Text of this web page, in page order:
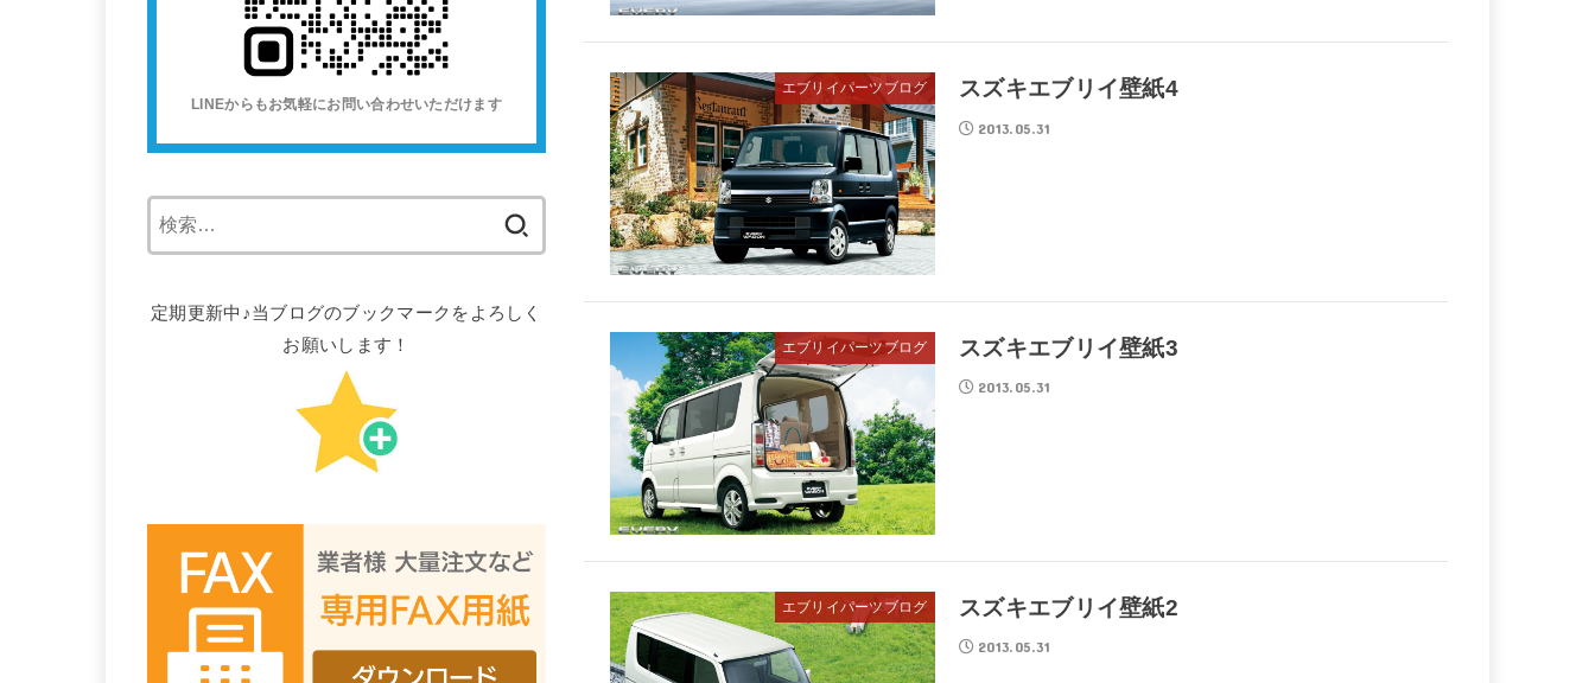
エブリイパーツブログ スズキエブリイ壁紙4
2013.05.31
エブリイパーツブログ スズキエブリイ壁紙3
2013.05.31
エブリイパーツブログ スズキエブリイ壁紙2
2013.05.31
LINEからもお気軽にお問い合わせいただけます
定期更新中♪当ブログのブックマークをよろしく
お願いします！